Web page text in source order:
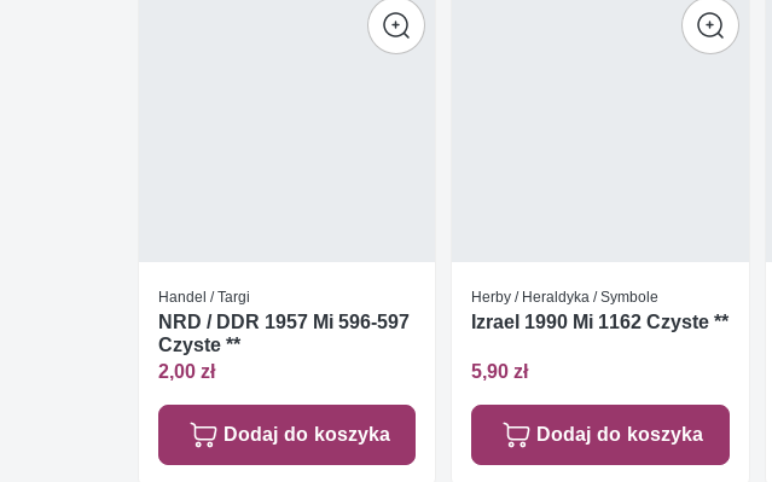
Handel / Targi
NRD / DDR 1957 Mi 596-597
Czyste **
2,00 zł
Dodaj do koszyka
Herby / Heraldyka / Symbole
Izrael 1990 Mi 1162 Czyste **
5,90 zł
Dodaj do koszyka